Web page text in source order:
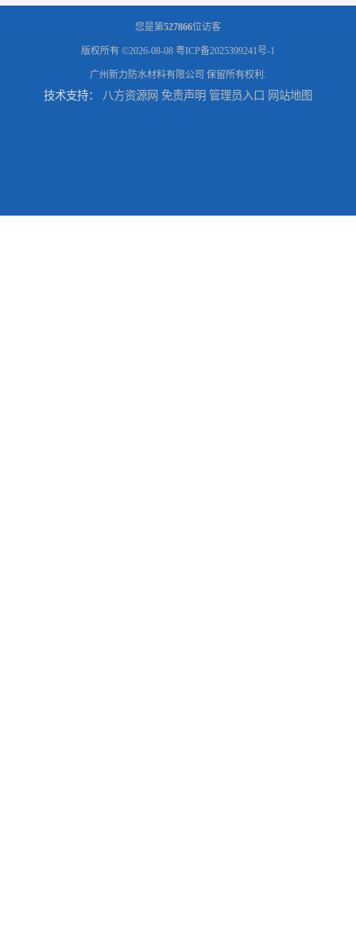
您是第527866位访客
版权所有 ©2026-08-08 粤ICP备2025399241号-1
广州新力防水材料有限公司 保留所有权利.
技术支持： 八方资源网 免责声明 管理员入口 网站地图